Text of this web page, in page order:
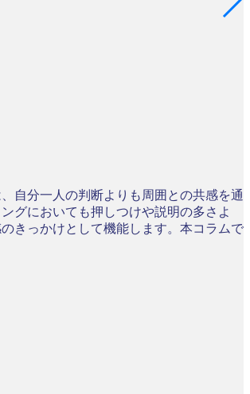
自分一人の判断よりも周囲との共感を通
グにおいても押しつけや説明の多さよ
きっかけとして機能します。本コラムで